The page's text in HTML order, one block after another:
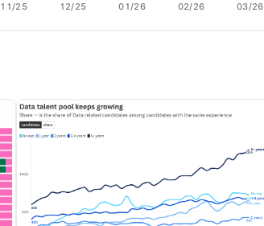
11/25 12/25 01/26 02/26 03/26